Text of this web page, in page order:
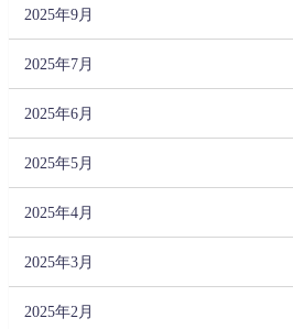
2025年9月
2025年7月
2025年6月
2025年5月
2025年4月
2025年3月
2025年2月